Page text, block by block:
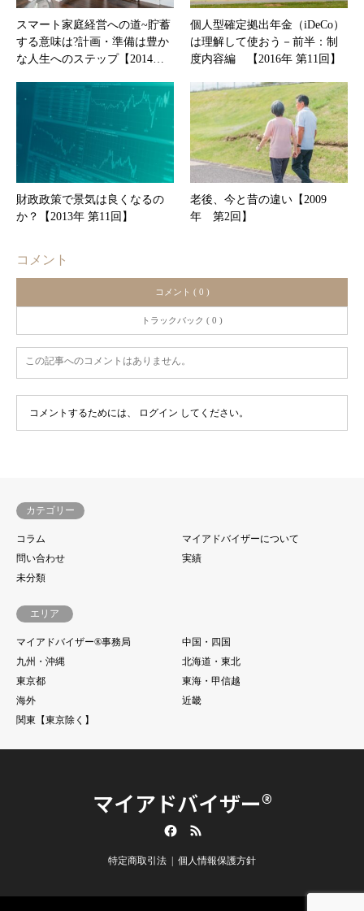
スマート家庭経営への道~貯蓄
する意味は?計画・準備は豊か
な人生へのステップ【2014…
個人型確定拠出年金（iDeCo）
は理解して使おう－前半：制
度内容編 【2016年 第11回】
財政政策で景気は良くなるの
か？【2013年 第11回】
老後、今と昔の違い【2009
年 第2回】
コメント
コメント ( 0 )
トラックバック ( 0 )
この記事へのコメントはありません。
コメントするためには、 ログイン してください。
カテゴリー
コラム
マイアドバイザーについて
問い合わせ
実績
未分類
エリア
マイアドバイザー®事務局
中国・四国
九州・沖縄
北海道・東北
東京都
東海・甲信越
海外
近畿
関東【東京除く】
マイアドバイザー®
特定商取引法 個人情報保護方針